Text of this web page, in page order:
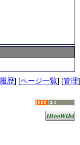
履歴] [ページ一覧] [管理]